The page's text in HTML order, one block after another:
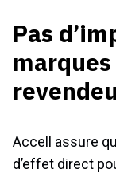
Pas
Accell assure
d’effet direct